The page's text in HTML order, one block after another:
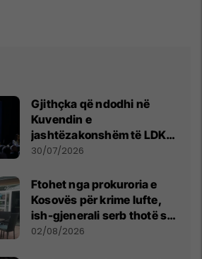
Gjithçka që ndodhi në
Kuvendin e
jashtëzakonshëm të LDK-
së
30/07/2026
Ftohet nga prokuroria e
Kosovës për krime lufte,
ish-gjenerali serb thotë se
dikush e tradhtoi në
02/08/2026